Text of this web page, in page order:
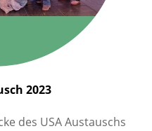
2023
des USA Austauschs